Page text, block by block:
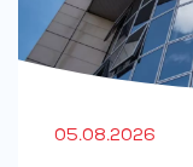
05.08.2026